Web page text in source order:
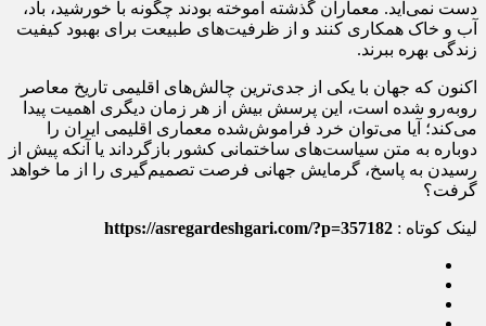
دست نمی‌آید. معماران گذشته آموخته بودند چگونه با خورشید، باد،
آب و خاک همکاری کنند و از ظرفیت‌های طبیعت برای بهبود کیفیت
زندگی بهره ببرند.
اکنون که جهان با یکی از جدی‌ترین چالش‌های اقلیمی تاریخ معاصر
روبه‌رو شده است، این پرسش بیش از هر زمان دیگری اهمیت پیدا
می‌کند؛ آیا می‌توان خرد فراموش‌شده معماری اقلیمی ایران را
دوباره به متن سیاست‌های ساختمانی کشور بازگرداند یا آنکه پیش از
رسیدن به پاسخ، گرمایش جهانی فرصت تصمیم‌گیری را از ما خواهد
گرفت؟
لینک کوتاه : https://asregardeshgari.com/?p=357182